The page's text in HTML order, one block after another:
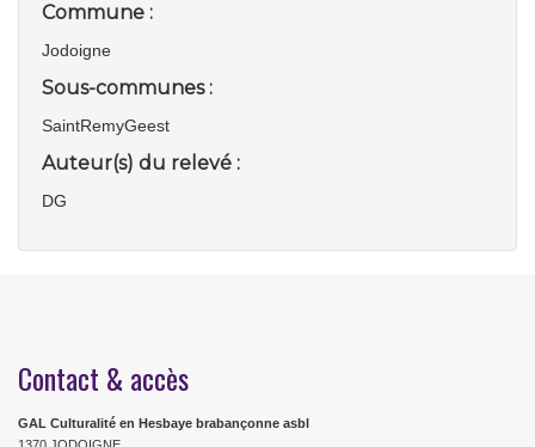
Commune :
Jodoigne
Sous-communes :
SaintRemyGeest
Auteur(s) du relevé :
DG
Contact & accès
GAL Culturalité en Hesbaye brabançonne asbl